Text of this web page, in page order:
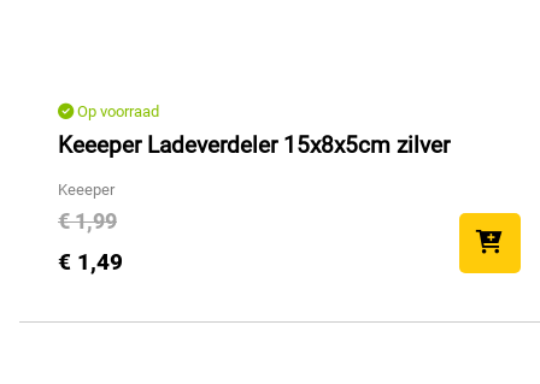
Op voorraad
Keeeper Ladeverdeler 15x8x5cm zilver
Keeeper
€ 1,99
€ 1,49